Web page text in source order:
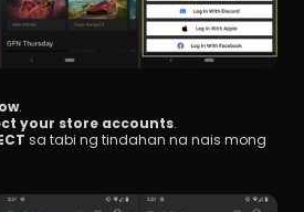
.
your store accounts.
sa tabi ng tindahan na nais mong